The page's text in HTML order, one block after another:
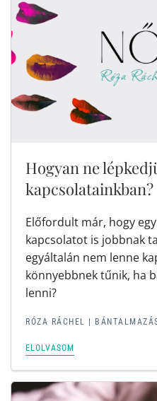
Hogyan ne
kapcsolatainkban?
Előfordult már, hogy
kapcsolatot is jobbnak
egyáltalán nem lenne
könnyebbnek tűnik, ha
lenni?
RÓZA RÁCHEL
ELOLVASOM